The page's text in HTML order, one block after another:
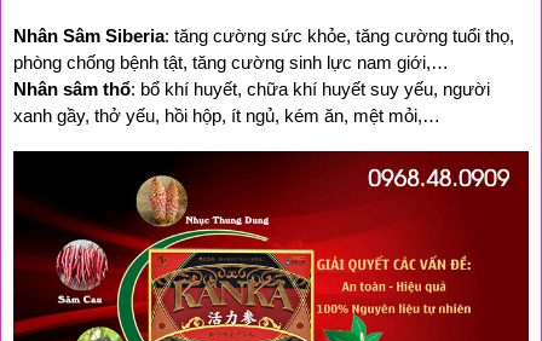
Nhân Sâm Siberia: tăng cường sức khỏe, tăng cường tuổi thọ,
phòng chống bệnh tật, tăng cường sinh lực nam giới,…
Nhân sâm thổ: bổ khí huyết, chữa khí huyết suy yếu, người
xanh gầy, thở yếu, hồi hộp, ít ngủ, kém ăn, mệt mỏi,…